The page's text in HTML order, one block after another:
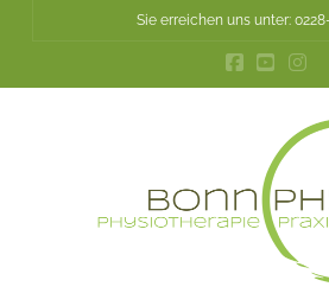
Sie erreichen uns unter: